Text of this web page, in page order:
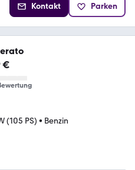
Kontakt Parken
€
(105 PS) • Benzin